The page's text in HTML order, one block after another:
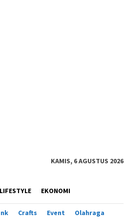
KAMIS, 6 AGUSTUS 2026
LIFESTYLE EKONOMI
Crafts Event Olahraga